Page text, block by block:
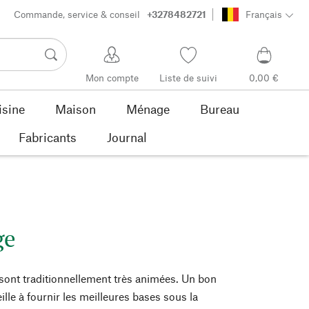
Commande, service & conseil +3278482721 Français
Mon compte Liste de suivi 0,00 €
Maison Ménage
Bureau
Fabricants
Journal
traditionnellement très animées. Un bon
à fournir les meilleures bases sous la